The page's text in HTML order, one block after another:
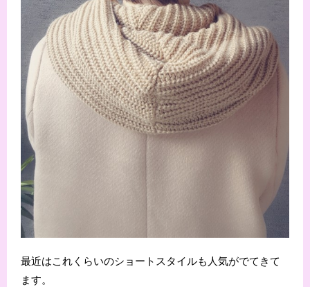
最近はこれくらいのショートスタイルも人気がでてきて
ます。